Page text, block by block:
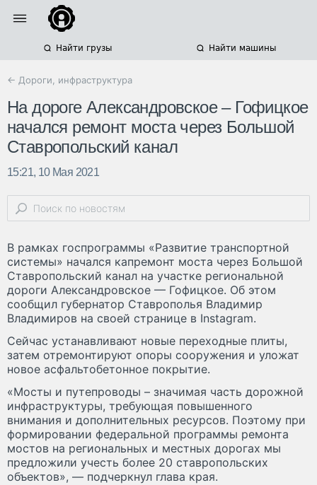
Найти грузы Найти машины
← Дороги, инфраструктура
На дороге Александровское – Гофицкое
начался ремонт моста через Большой
Ставропольский канал
15:21, 10 Мая 2021
В рамках госпрограммы «Развитие транспортной
системы» начался капремонт моста через Большой
Ставропольский канал на участке региональной
дороги Александровское — Гофицкое. Об этом
сообщил губернатор Ставрополья Владимир
Владимиров на своей странице в Instagram.
Сейчас устанавливают новые переходные плиты,
затем отремонтируют опоры сооружения и уложат
новое асфальтобетонное покрытие.
«Мосты и путепроводы – значимая часть дорожной
инфраструктуры, требующая повышенного
внимания и дополнительных ресурсов. Поэтому при
формировании федеральной программы ремонта
мостов на региональных и местных дорогах мы
предложили учесть более 20 ставропольских
объектов», — подчеркнул глава края.